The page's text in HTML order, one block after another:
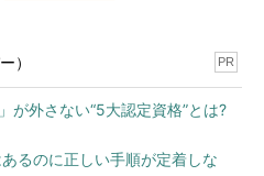
） PR
が外さない“5大認定資格”とは?
るのに正しい手順が定着しな